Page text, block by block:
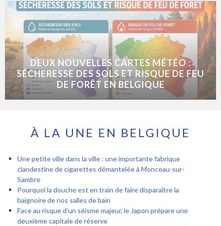
DEUX NOUVELLES CARTES MÉTÉO :
SÉCHERESSE DES SOLS ET RISQUE DE FEU
DE FORÊT EN BELGIQUE
À LA UNE EN BELGIQUE
Une petite ville dans la ville : une importante fabrique
clandestine de cigarettes démantelée à Monceau-sur-
Sambre
Pourquoi la douche est en train de faire disparaître la
baignoire de nos salles de bain
Face au risque d’un séisme majeur, le Japon prépare une
deuxième capitale de réserve